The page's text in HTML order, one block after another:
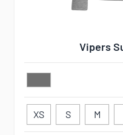
Vipers
XS S M